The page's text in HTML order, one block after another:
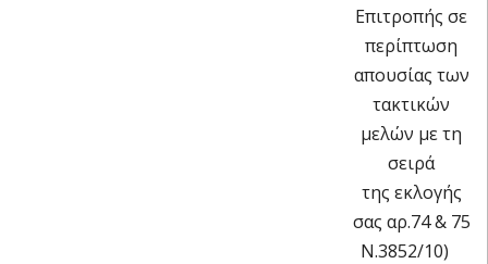
Επιτροπής σε
περίπτωση
απουσίας των
τακτικών
μελών με τη
σειρά
της εκλογής
σας αρ.74 & 75
Ν.3852/10)